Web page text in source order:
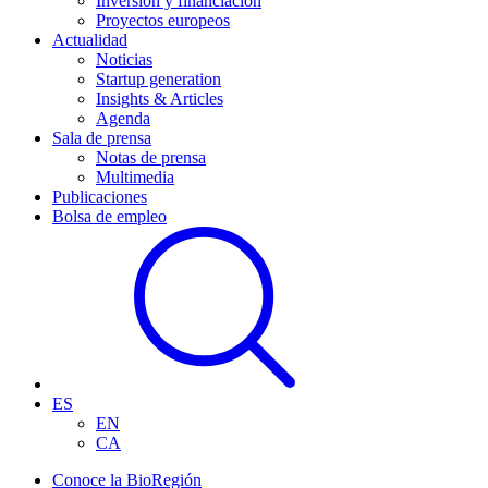
Proyectos europeos
Actualidad
Noticias
Startup generation
Insights & Articles
Agenda
Sala de prensa
Notas de prensa
Multimedia
Publicaciones
Bolsa de empleo
ES
EN
CA
Conoce la BioRegión